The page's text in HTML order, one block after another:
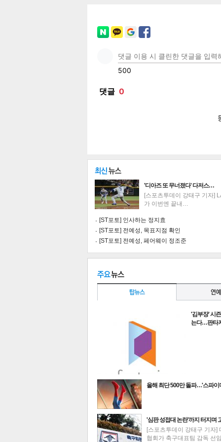
기
공유 유
트위 카카
최신뉴스
'디아즈 또 무너졌다' 다저스…
[스포츠투데이 강태구 기자]
가 이번엔 끝내…
[ST포토] 인사하는 정지효
[ST포토] 전예성, 목표지점 확인
[ST포토] 전예성, 페어웨이 정조준
'김부장' 시
는다…판타
올해 최단 500만 돌파…'스파
'심판 성접대 논란'까지 터지며
[스포츠투데이 강태구 기자]
협회가 축구대표팀 감독 선